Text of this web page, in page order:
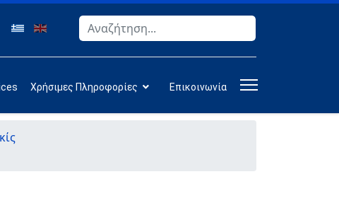
Αναζήτηση
Χρήσιμες Πληροφορίες Επικοινωνία